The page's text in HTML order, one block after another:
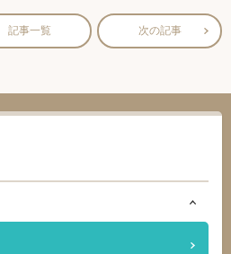
記事一覧 次の記事